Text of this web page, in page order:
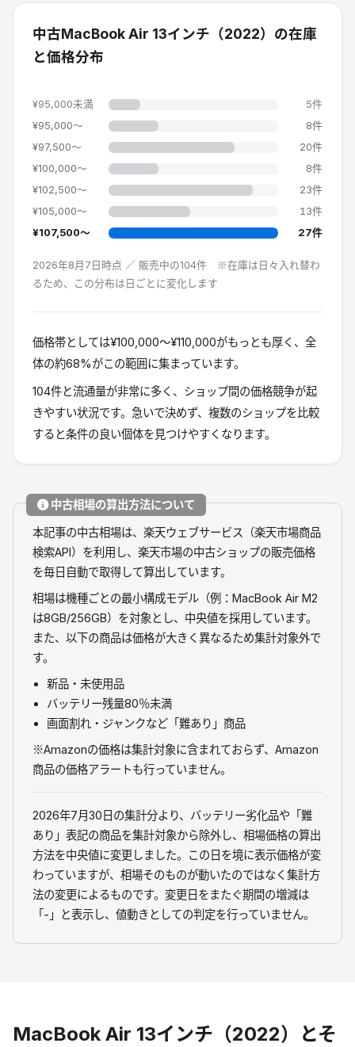
中古MacBook Air 13インチ（2022） の在庫
と価格分布
¥95,000未満 5件
¥95,000〜 8件
¥97,500〜 20件
¥100,000〜 8件
¥102,500〜 23件
¥105,000〜 13件
¥107,500〜 27件
2026年8月7日時点 ／ 販売中の104件
※在庫は日々入れ替わ
るため、この分布は日ごとに変化します
価格帯としては¥100,000〜¥110,000がもっとも厚く、全
体の約68%がこの範囲に集まっています。
104件と流通量が非常に多く、ショップ間の価格競争が起
きやすい状況です。急いで決めず、複数のショップを比較
すると条件の良い個体を見つけやすくなります。
中古相場の算出方法について
本記事の中古相場は、楽天ウェブサービス（楽天市場商品
検索API）を利用し、楽天市場の中古ショップの販売価格
を毎日自動で取得して算出しています。
相場は機種ごとの最小構成モデル（例：MacBook Air M2
は8GB/256GB）を対象とし、中央値を採用しています。
また、以下の商品は価格が大きく異なるため集計対象外で
す。
新品・未使用品
バッテリー残量80％未満
画面割れ・ジャンクなど「難あり」商品
※Amazonの価格は集計対象に含まれておらず、Amazon
商品の価格アラートも行っていません。
2026年7月30日の集計分より、バッテリー劣化品や「難
あり」表記の商品を集計対象から除外し、相場価格の算出
方法を中央値に変更しました。この日を境に表示価格が変
わっていますが、相場そのものが動いたのではなく集計方
法の変更によるものです。変更日をまたぐ期間の増減は
「-」と表示し、値動きとしての判定を行っていません。
MacBook Air 13インチ（2022） とそ